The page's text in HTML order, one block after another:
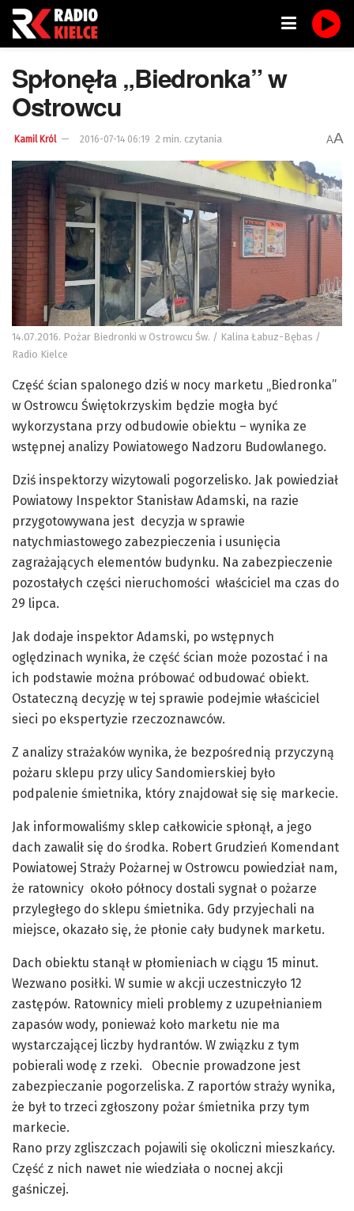
Spłonęła „Biedronka” w
Ostrowcu
Kamil Król 2016-07-14 06:19 2 min. czytania AA
14.07.2016. Pożar Biedronki w Ostrowcu Św. / Kalina Łabuz-Bębas /
Radio Kielce
Część ścian spalonego dziś w nocy marketu „Biedronka”
w Ostrowcu Świętokrzyskim będzie mogła być
wykorzystana przy odbudowie obiektu – wynika ze
wstępnej analizy Powiatowego Nadzoru Budowlanego.
Dziś inspektorzy wizytowali pogorzelisko. Jak powiedział
Powiatowy Inspektor Stanisław Adamski, na razie
przygotowywana jest decyzja w sprawie
natychmiastowego zabezpieczenia i usunięcia
zagrażających elementów budynku. Na zabezpieczenie
pozostałych części nieruchomości właściciel ma czas do
29 lipca.
Jak dodaje inspektor Adamski, po wstępnych
oględzinach wynika, że część ścian może pozostać i na
ich podstawie można próbować odbudować obiekt.
Ostateczną decyzję w tej sprawie podejmie właściciel
sieci po ekspertyzie rzeczoznawców.
Z analizy strażaków wynika, że bezpośrednią przyczyną
pożaru sklepu przy ulicy Sandomierskiej było
podpalenie śmietnika, który znajdował się się markecie.
Jak informowaliśmy sklep całkowicie spłonął, a jego
dach zawalił się do środka. Robert Grudzień Komendant
Powiatowej Straży Pożarnej w Ostrowcu powiedział nam,
że ratownicy około północy dostali sygnał o pożarze
przyległego do sklepu śmietnika. Gdy przyjechali na
miejsce, okazało się, że płonie cały budynek marketu.
Dach obiektu stanął w płomieniach w ciągu 15 minut.
Wezwano posiłki. W sumie w akcji uczestniczyło 12
zastępów. Ratownicy mieli problemy z uzupełnianiem
zapasów wody, ponieważ koło marketu nie ma
wystarczającej liczby hydrantów. W związku z tym
pobierali wodę z rzeki. Obecnie prowadzone jest
zabezpieczanie pogorzeliska. Z raportów straży wynika,
że był to trzeci zgłoszony pożar śmietnika przy tym
markecie.
Rano przy zgliszczach pojawili się okoliczni mieszkańcy.
Część z nich nawet nie wiedziała o nocnej akcji
gaśniczej.